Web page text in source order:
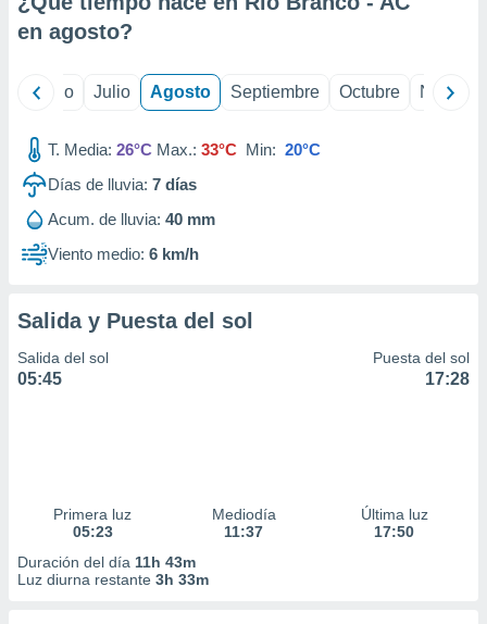
e
publicidad
publicidad
de
en agosto?
Junio Julio Agosto Septiembre Octubre
T. Media: 26°C Max.: 33°C Min: 20°C
Días de lluvia: 7 días
Acum. de lluvia: 40 mm
Viento medio: 6 km/h
Salida y Puesta del sol
Salida del sol
05:45
Puesta del sol
17:28
Primera luz
05:23
Mediodía
11:37
Última luz
17:50
Duración del día 11h 43m
Luz diurna restante 3h 33m